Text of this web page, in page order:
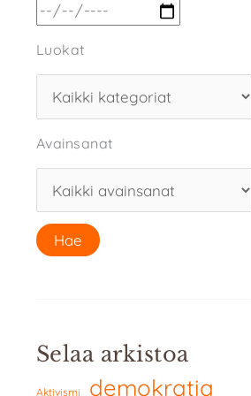
Luokat
Avainsanat
Selaa arkistoa
Aktivismi demokratia